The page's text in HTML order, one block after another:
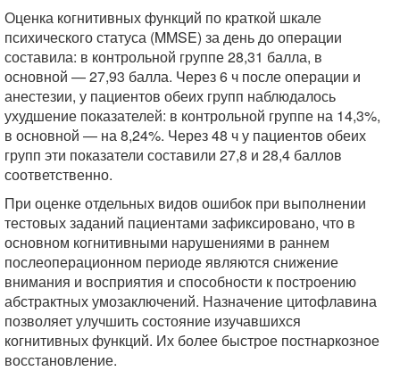
Оценка когнитивных функций по краткой шкале
психического статуса (MMSE) за день до операции
составила: в контрольной группе 28,31 балла, в
основной — 27,93 балла. Через 6 ч после операции и
анестезии, у пациентов обеих групп наблюдалось
ухудшение показателей: в контрольной группе на 14,3%,
в основной — на 8,24%. Через 48 ч у пациентов обеих
групп эти показатели составили 27,8 и 28,4 баллов
соответственно.
При оценке отдельных видов ошибок при выполнении
тестовых заданий пациентами зафиксировано, что в
основном когнитивными нарушениями в раннем
послеоперационном периоде являются снижение
внимания и восприятия и способности к построению
абстрактных умозаключений. Назначение цитофлавина
позволяет улучшить состояние изучавшихся
когнитивных функций. Их более быстрое постнаркозное
восстановление.